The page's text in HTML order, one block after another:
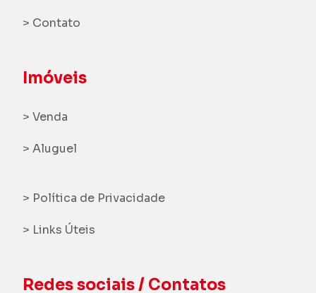
> Contato
Imóveis
> Venda
> Aluguel
> Política de Privacidade
> Links Úteis
Redes sociais / Contatos